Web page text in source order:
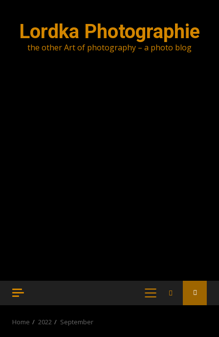
Lordka Photographie
the other Art of photography – a photo blog
PRIMARY
Home 2022 September